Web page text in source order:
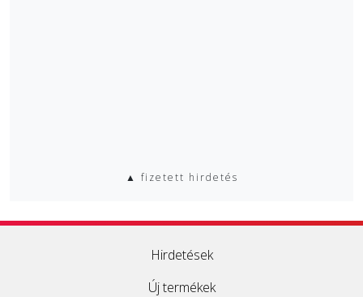
▲ fizetett hirdetés
Hirdetések
Új termékek